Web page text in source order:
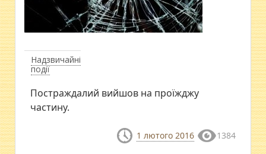
Надзвичайні
події
Постраждалий вийшов на проїжджу
частину.
1 лютого 2016 1384